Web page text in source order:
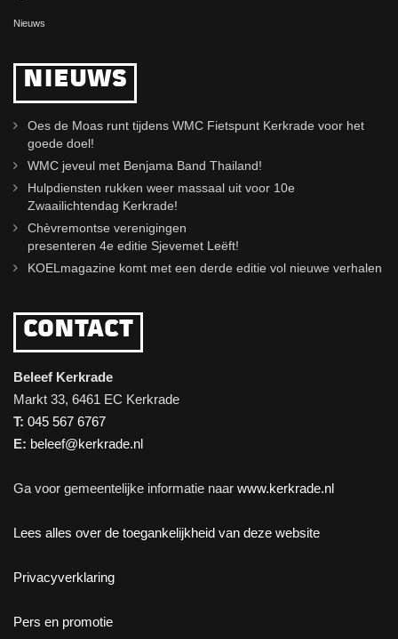
Nieuws
NIEUWS
Oes de Moas runt tijdens WMC Fietspunt Kerkrade voor het
goede doel!
WMC jeveul met Benjama Band Thailand!
Hulpdiensten rukken weer massaal uit voor 10e
Zwaailichtendag Kerkrade!
Chèvremontse verenigingen
presenteren 4e editie Sjevemet Leëft!
KOELmagazine komt met een derde editie vol nieuwe verhalen
CONTACT
Beleef Kerkrade
Markt 33, 6461 EC Kerkrade
T: 045 567 6767
E: beleef@kerkrade.nl
Ga voor gemeentelijke informatie naar www.kerkrade.nl
Lees alles over de toegankelijkheid van deze website
Privacyverklaring
Pers en promotie